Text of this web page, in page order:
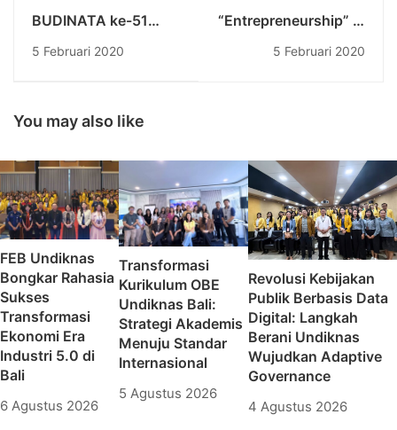
BUDINATA ke-51
Gelar Lomba E-Sport
5 Februari 2020
“Entrepreneurship” in
Vermuelen
5 Februari 2020
You may also like
FEB Undiknas
Bongkar Rahasia
Sukses
Transformasi
Ekonomi Era
Industri 5.0 di
Bali
6 Agustus 2026
Transformasi
Kurikulum OBE
Undiknas Bali:
Strategi Akademis
Menuju Standar
Internasional
5 Agustus 2026
Revolusi Kebijakan
Publik Berbasis Data
Digital: Langkah
Berani Undiknas
Wujudkan Adaptive
Governance
4 Agustus 2026